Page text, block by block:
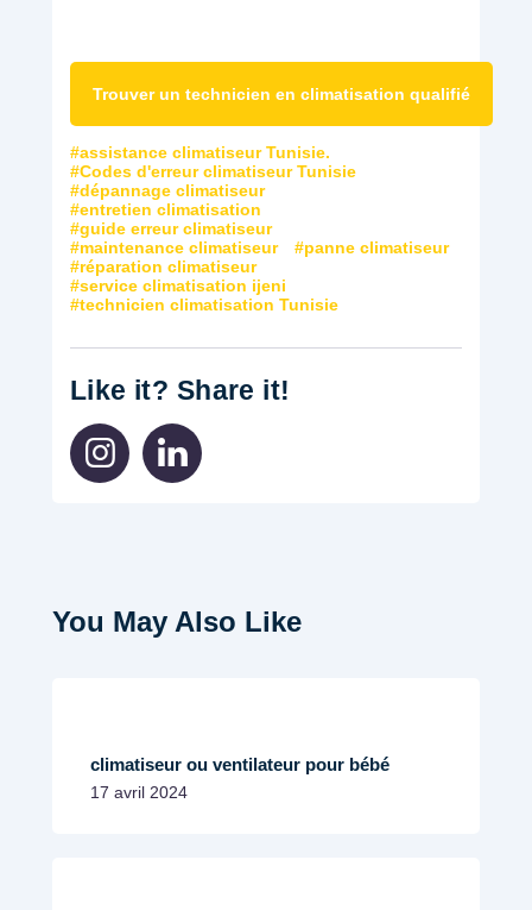
Trouver un technicien en climatisation qualifié
assistance climatiseur Tunisie.
Codes d'erreur climatiseur Tunisie
dépannage climatiseur
entretien climatisation
guide erreur climatiseur
maintenance climatiseur
panne climatiseur
réparation climatiseur
service climatisation ijeni
technicien climatisation Tunisie
Like it? Share it!
You May Also Like
climatiseur ou ventilateur pour bébé
17 avril 2024